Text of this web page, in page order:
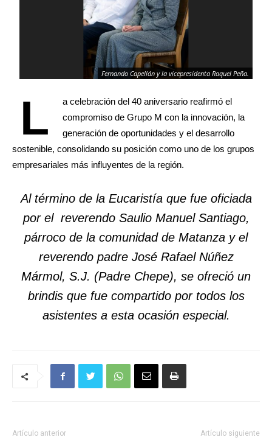
Fernando Capellán y la vicepresidenta Raquel Peña.
L
a celebración del 40 aniversario reafirmó el
compromiso de Grupo M con la innovación, la
generación de oportunidades y el desarrollo
sostenible, consolidando su posición como uno de los grupos
empresariales más influyentes de la región.
Al término de la Eucaristía que fue oficiada
por el reverendo Saulio Manuel Santiago,
párroco de la comunidad de Matanza y el
reverendo padre José Rafael Núñez
Mármol, S.J. (Padre Chepe), se ofreció un
brindis que fue compartido por todos los
asistentes a esta ocasión especial.
Artículo anterior Artículo siguiente